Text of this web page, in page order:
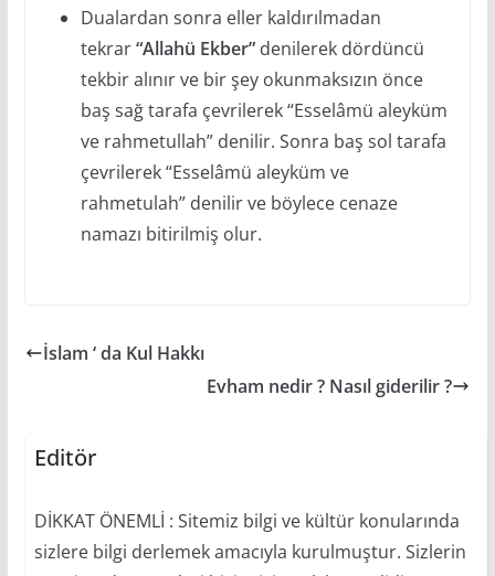
Dualardan sonra eller kaldırılmadan
tekrar“Allahü Ekber”denilerek dördüncü
tekbir alınır ve bir şey okunmaksızın önce
baş sağ tarafa çevrilerek “Esselâmü aleyküm
ve rahmetullah” denilir. Sonra baş sol tarafa
çevrilerek “Esselâmü aleyküm ve
rahmetulah” denilir ve böylece cenaze
namazı bitirilmiş olur.
İslam ‘ da Kul Hakkı
Evham nedir ? Nasıl giderilir ?
Editör
DİKKAT ÖNEMLİ : Sitemiz bilgi ve kültür konularında
sizlere bilgi derlemek amacıyla kurulmuştur. Sizlerin